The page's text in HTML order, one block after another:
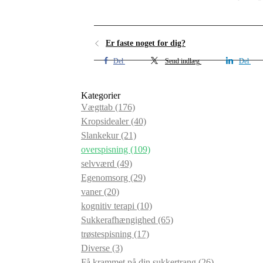
Er faste noget for dig?
Del Send indlæg Del
Kategorier
Vægttab (176)
Kropsidealer(40)
Slankekur(21)
overspisning (109)
selvværd (49)
Egenomsorg (29)
vaner(20)
kognitiv terapi (10)
Sukkerafhængighed (65)
trøstespisning (17)
Diverse (3)